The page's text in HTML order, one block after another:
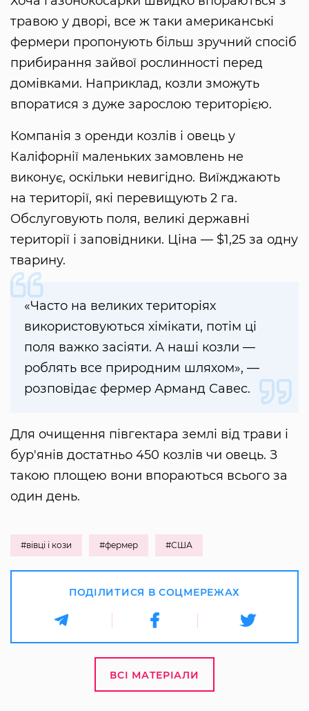
травою у дворі, все ж таки американські
фермери пропонують більш зручний спосіб
прибирання зайвої рослинності перед
домівками. Наприклад, козли зможуть
впоратися з дуже зарослою територією.
Компанія з оренди козлів і овець у
Каліфорнії маленьких замовлень не
виконує, оскільки невигідно. Виїжджають
на території, які перевищують 2 га.
Обслуговують поля, великі державні
території і заповідники. Ціна — $1,25 за одну
тварину.
«Часто на великих територіях
використовуються хімікати, потім ці
поля важко засіяти. А наші козли —
роблять все природним шляхом», —
розповідає фермер Арманд Савес.
Для очищення півгектара землі від трави і
бур'янів достатньо 450 козлів чи овець. З
такою площею вони впораються всього за
один день.
#вівці і кози #фермер #США
ПОДІЛИТИСЯ В СОЦМЕРЕЖАХ
ВСІ МАТЕРІАЛИ